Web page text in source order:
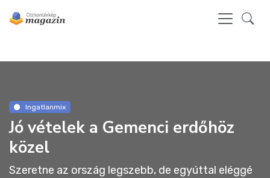
Ingatlanmix
Jó vételek a Gemenci erdőhöz
közel
Szeretne az ország legszebb, de egyúttal eléggé